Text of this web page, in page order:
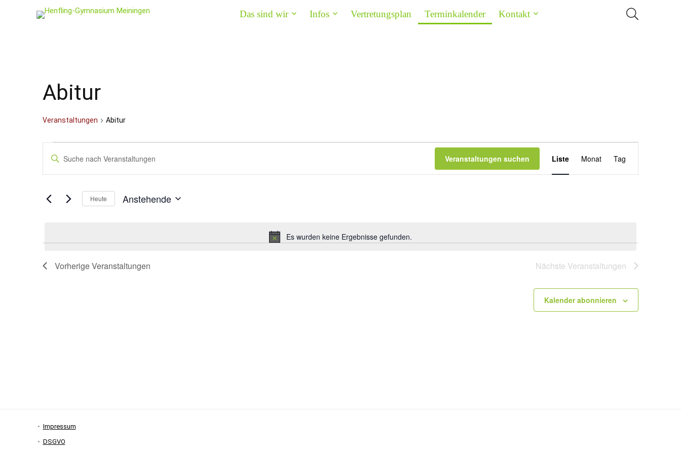
Das sind wir Infos Vertretungsplan Terminkalender Kontakt
Abitur
Veranstaltungen Abitur
Hinweis
Es wurden keine Ergebnisse gefunden.
Suche
Ansichten,
Navigation
Bitte
Schlüsselwort
Veranstaltungen
Schlüsselwort.
Veranstaltungen suchen
Ansichten-
Navigation
Liste Monat Tag
Heute Anstehende
VorherigeVeranstaltungen Nächste Veranstaltungen
Kalender abonnieren
Impressum
DSGVO